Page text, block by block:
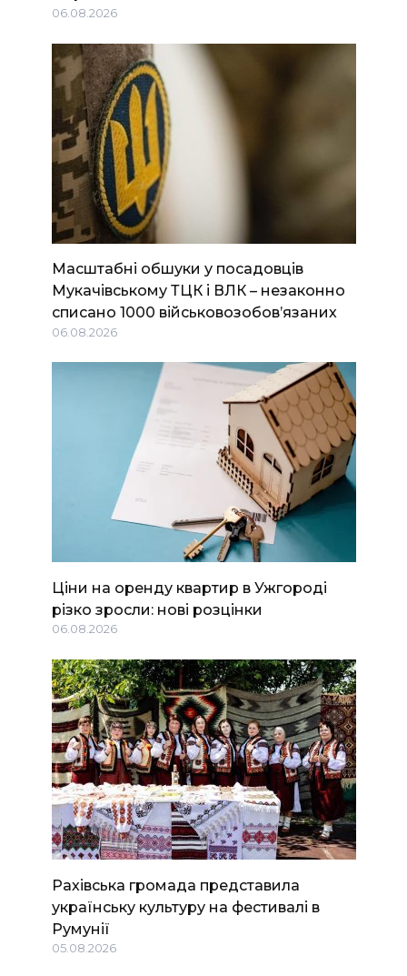
06.08.2026
Масштабні обшуки у посадовців
Мукачівському ТЦК і ВЛК – незаконно
списано 1000 військовозобов’язаних
06.08.2026
Ціни на оренду квартир в Ужгороді
різко зросли: нові розцінки
06.08.2026
Рахівська громада представила
українську культуру на фестивалі в
Румунії
05.08.2026